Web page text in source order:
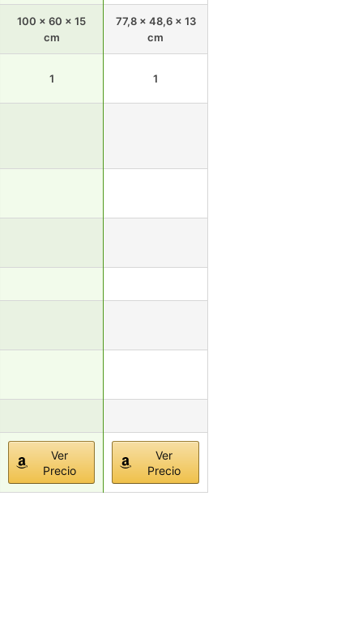
100 x 60 x 15
cm
77,8 x 48,6 x 13
cm
1 1
Ver
Precio
Ver
Precio